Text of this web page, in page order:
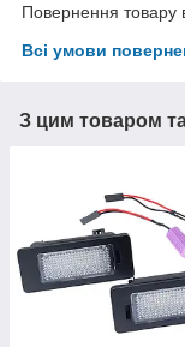
Повернення товару
Всі умови
З цим товаром